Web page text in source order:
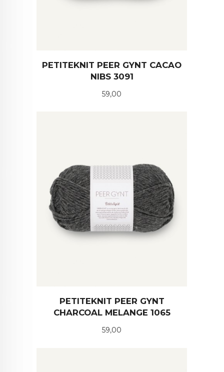
PETITEKNIT PEER GYNT CACAO
NIBS 3091
Pris
59,00
PETITEKNIT PEER GYNT
CHARCOAL MELANGE 1065
Pris
59,00